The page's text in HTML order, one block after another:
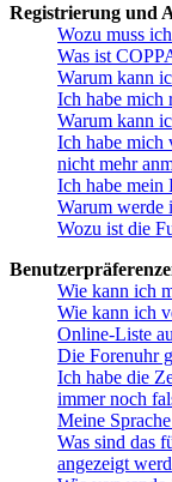
Registrierung und
Wozu muss
Was ist
Warum kann
Ich habe mich
Warum kann
Ich habe mich
nicht mehr
Ich habe mein
Warum werde
Wozu ist die
Wie kann ich
Wie kann ich
Online-Liste
Die Forenuhr
Ich habe die
immer noch
Meine
Was sind das
angezeigt